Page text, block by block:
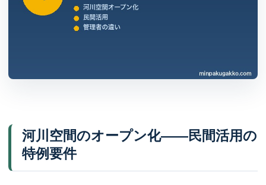
河川空間のオープン化——民間活用の
特例要件